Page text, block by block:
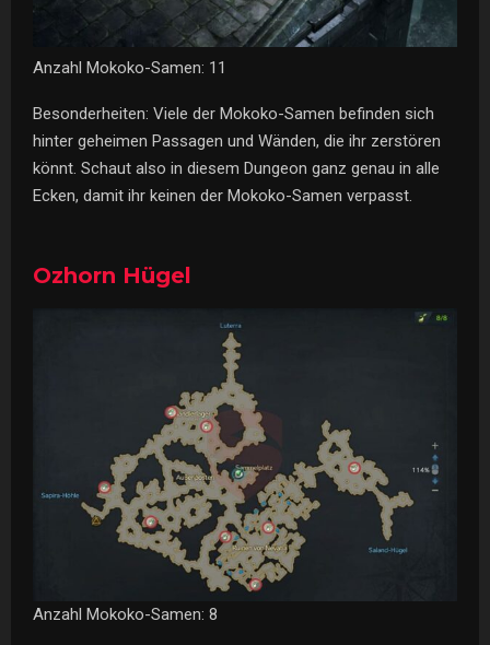
Anzahl Mokoko-Samen: 11
Besonderheiten: Viele der Mokoko-Samen befinden sich
hinter geheimen Passagen und Wänden, die ihr zerstören
könnt. Schaut also in diesem Dungeon ganz genau in alle
Ecken, damit ihr keinen der Mokoko-Samen verpasst.
Ozhorn Hügel
Anzahl Mokoko-Samen: 8